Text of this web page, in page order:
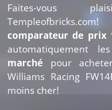
Faites-vous
comparateur de prix
automatiquement
marché pour
Williams Racing
moins cher!